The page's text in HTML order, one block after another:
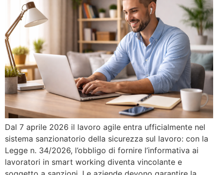
Dal 7 aprile 2026 il lavoro agile entra ufficialmente nel
sistema sanzionatorio della sicurezza sul lavoro: con la
Legge n. 34/2026, l’obbligo di fornire l’informativa ai
lavoratori in smart working diventa vincolante e